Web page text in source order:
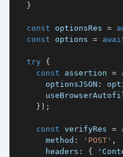
}
const optionsRes =
const options =
try
{
const assertion =
      optionsJSON
:
} ) ;
const verifyRes =
      method
: 'POST' ,
      headers
: {